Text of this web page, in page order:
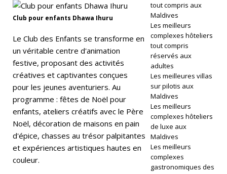
M
ar
ri
Club pour enfants Dhawa Ihuru
Le Club des Enfants se transforme en
un véritable centre d'animation
festive, proposant des activités
créatives et captivantes conçues
pour les jeunes aventuriers. Au
programme : fêtes de Noël pour
enfants, ateliers créatifs avec le Père
Noël, décoration de maisons en pain
d'épice, chasses au trésor palpitantes
et expériences artistiques hautes en
couleur.
tout compris aux
Maldives
Les meilleurs
complexes hôteliers
tout compris
réservés aux
adultes
Les meilleures villas
sur pilotis aux
Maldives
Les meilleurs
complexes hôteliers
de luxe aux
Maldives
Les meilleurs
complexes
gastronomiques des